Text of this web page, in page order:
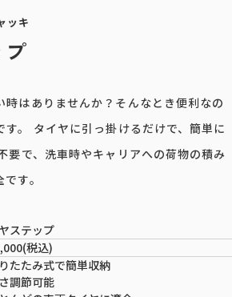
ッキ
時はありませんか？そんなとき便利なの
。 タイヤに引っ掛けるだけで、簡単に
要で、洗車時やキャリアへの荷物の積み
す。
ステップ
税込)
たたみ式で簡単収納
調節可能